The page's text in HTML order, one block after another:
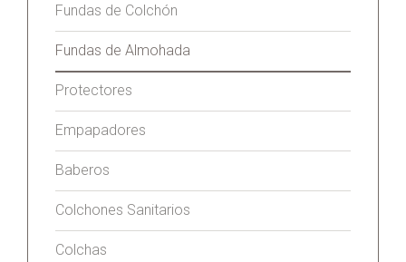
Fundas de Colchón
Fundas de Almohada
Protectores
Empapadores
Baberos
Colchones Sanitarios
Colchas